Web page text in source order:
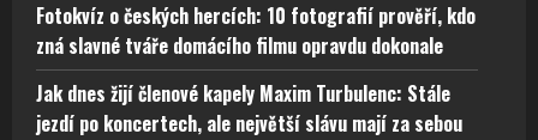
Fotokvíz o českých hercích: 10 fotografií prověří, kdo
zná slavné tváře domácího filmu opravdu dokonale
Jak dnes žijí členové kapely Maxim Turbulenc: Stále
jezdí po koncertech, ale největší slávu mají za sebou